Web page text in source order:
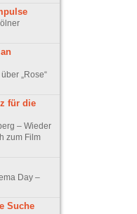
„Rose“
für die
– Wieder
zum Film
Day –
Suche